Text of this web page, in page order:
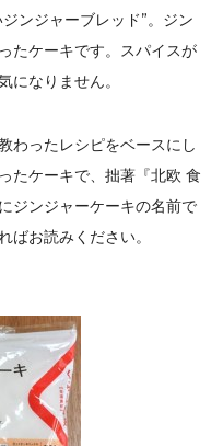
ンジャーブレッド”。ジン
たケーキです。スパイスが
になりません。
わったレシピをベースにし
たケーキで、拙著『北欧 食
ジンジャーケーキの名前で
ばお読みください。